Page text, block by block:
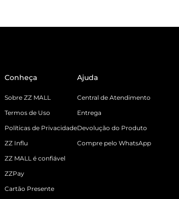
Conheça
Sobre ZZ MALL
Termos de Uso
Políticas de Privacidade
ZZ Influ
ZZ MALL é confiável
ZZPay
Cartão Presente
Ajuda
Central de Atendimento
Entrega
Devolução do Produto
Compre pelo WhatsApp